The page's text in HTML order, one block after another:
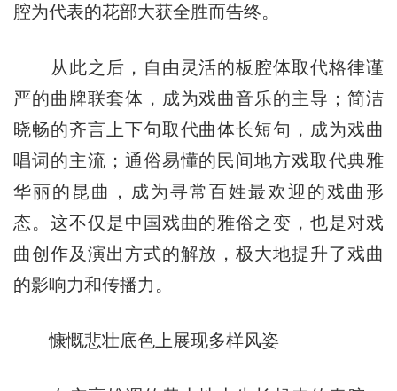
腔为代表的花部大获全胜而告终。
从此之后，自由灵活的板腔体取代格律谨
严的曲牌联套体，成为戏曲音乐的主导；简洁
晓畅的齐言上下句取代曲体长短句，成为戏曲
唱词的主流；通俗易懂的民间地方戏取代典雅
华丽的昆曲，成为寻常百姓最欢迎的戏曲形
态。这不仅是中国戏曲的雅俗之变，也是对戏
曲创作及演出方式的解放，极大地提升了戏曲
的影响力和传播力。
慷慨悲壮底色上展现多样风姿